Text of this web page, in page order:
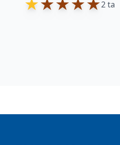
★★★★★2 ta